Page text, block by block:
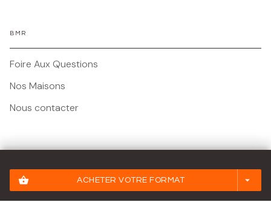
shopping_basket ACHETER VOTRE FORMAT arrow_drop_down
BMR
Foire Aux Questions
Nos Maisons
Nous contacter
Mentions légales
Conditions Générales d'Utilisation